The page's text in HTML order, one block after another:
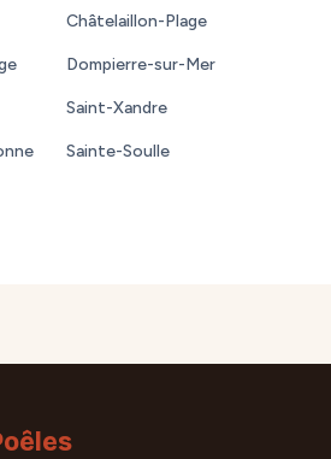
Châtelaillon-Plage
Dompierre-sur-Mer
Saint-Xandre
Sainte-Soulle